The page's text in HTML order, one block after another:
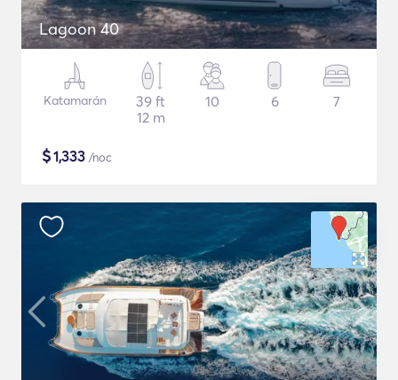
Lagoon 40
Katamarán
39 ft
12 m
10 6 7
$1,333 /noc